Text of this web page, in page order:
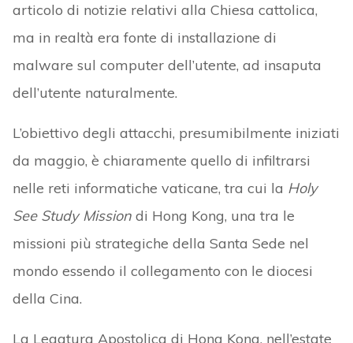
articolo di notizie relativi alla Chiesa cattolica,
ma in realtà era fonte di installazione di
malware sul computer dell’utente, ad insaputa
dell’utente naturalmente.
L’obiettivo degli attacchi, presumibilmente iniziati
da maggio, è chiaramente quello di infiltrarsi
nelle reti informatiche vaticane, tra cui la Holy
See Study Missiondi Hong Kong, una tra le
missioni più strategiche della Santa Sede nel
mondo essendo il collegamento con le diocesi
della Cina.
La Legatura Apostolica di Hong Kong, nell’estate